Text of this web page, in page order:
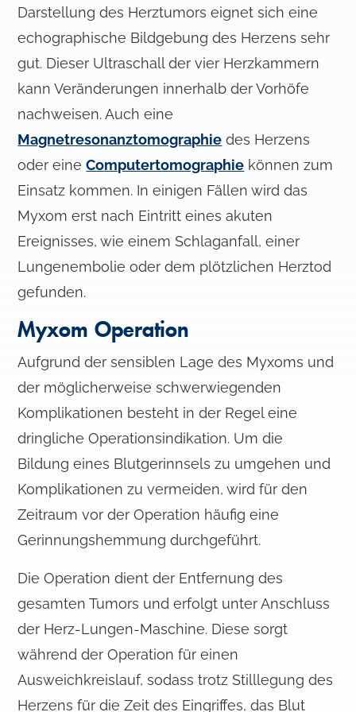
h
l
Darstellung des Herztumors eignet sich eine
echographische Bildgebung des Herzens sehr
gut. Dieser Ultraschall der vier Herzkammern
kann Veränderungen innerhalb der Vorhöfe
nachweisen. Auch eine
Magnetresonanztomographie des Herzens
oder eineComputertomographie können zum
Einsatz kommen. In einigen Fällen wird das
Myxom erst nach Eintritt eines akuten
Ereignisses, wie einem Schlaganfall, einer
Lungenembolie oder dem plötzlichen Herztod
gefunden.
Myxom Operation
Aufgrund der sensiblen Lage des Myxoms und
der möglicherweise schwerwiegenden
Komplikationen besteht in der Regel eine
dringliche Operationsindikation. Um die
Bildung eines Blutgerinnsels zu umgehen und
Komplikationen zu vermeiden, wird für den
Zeitraum vor der Operation häufig eine
Gerinnungshemmung durchgeführt.
Die Operation dient der Entfernung des
gesamten Tumors und erfolgt unter Anschluss
der Herz-Lungen-Maschine. Diese sorgt
während der Operation für einen
Ausweichkreislauf, sodass trotz Stilllegung des
Herzens für die Zeit des Eingriffes, das Blut